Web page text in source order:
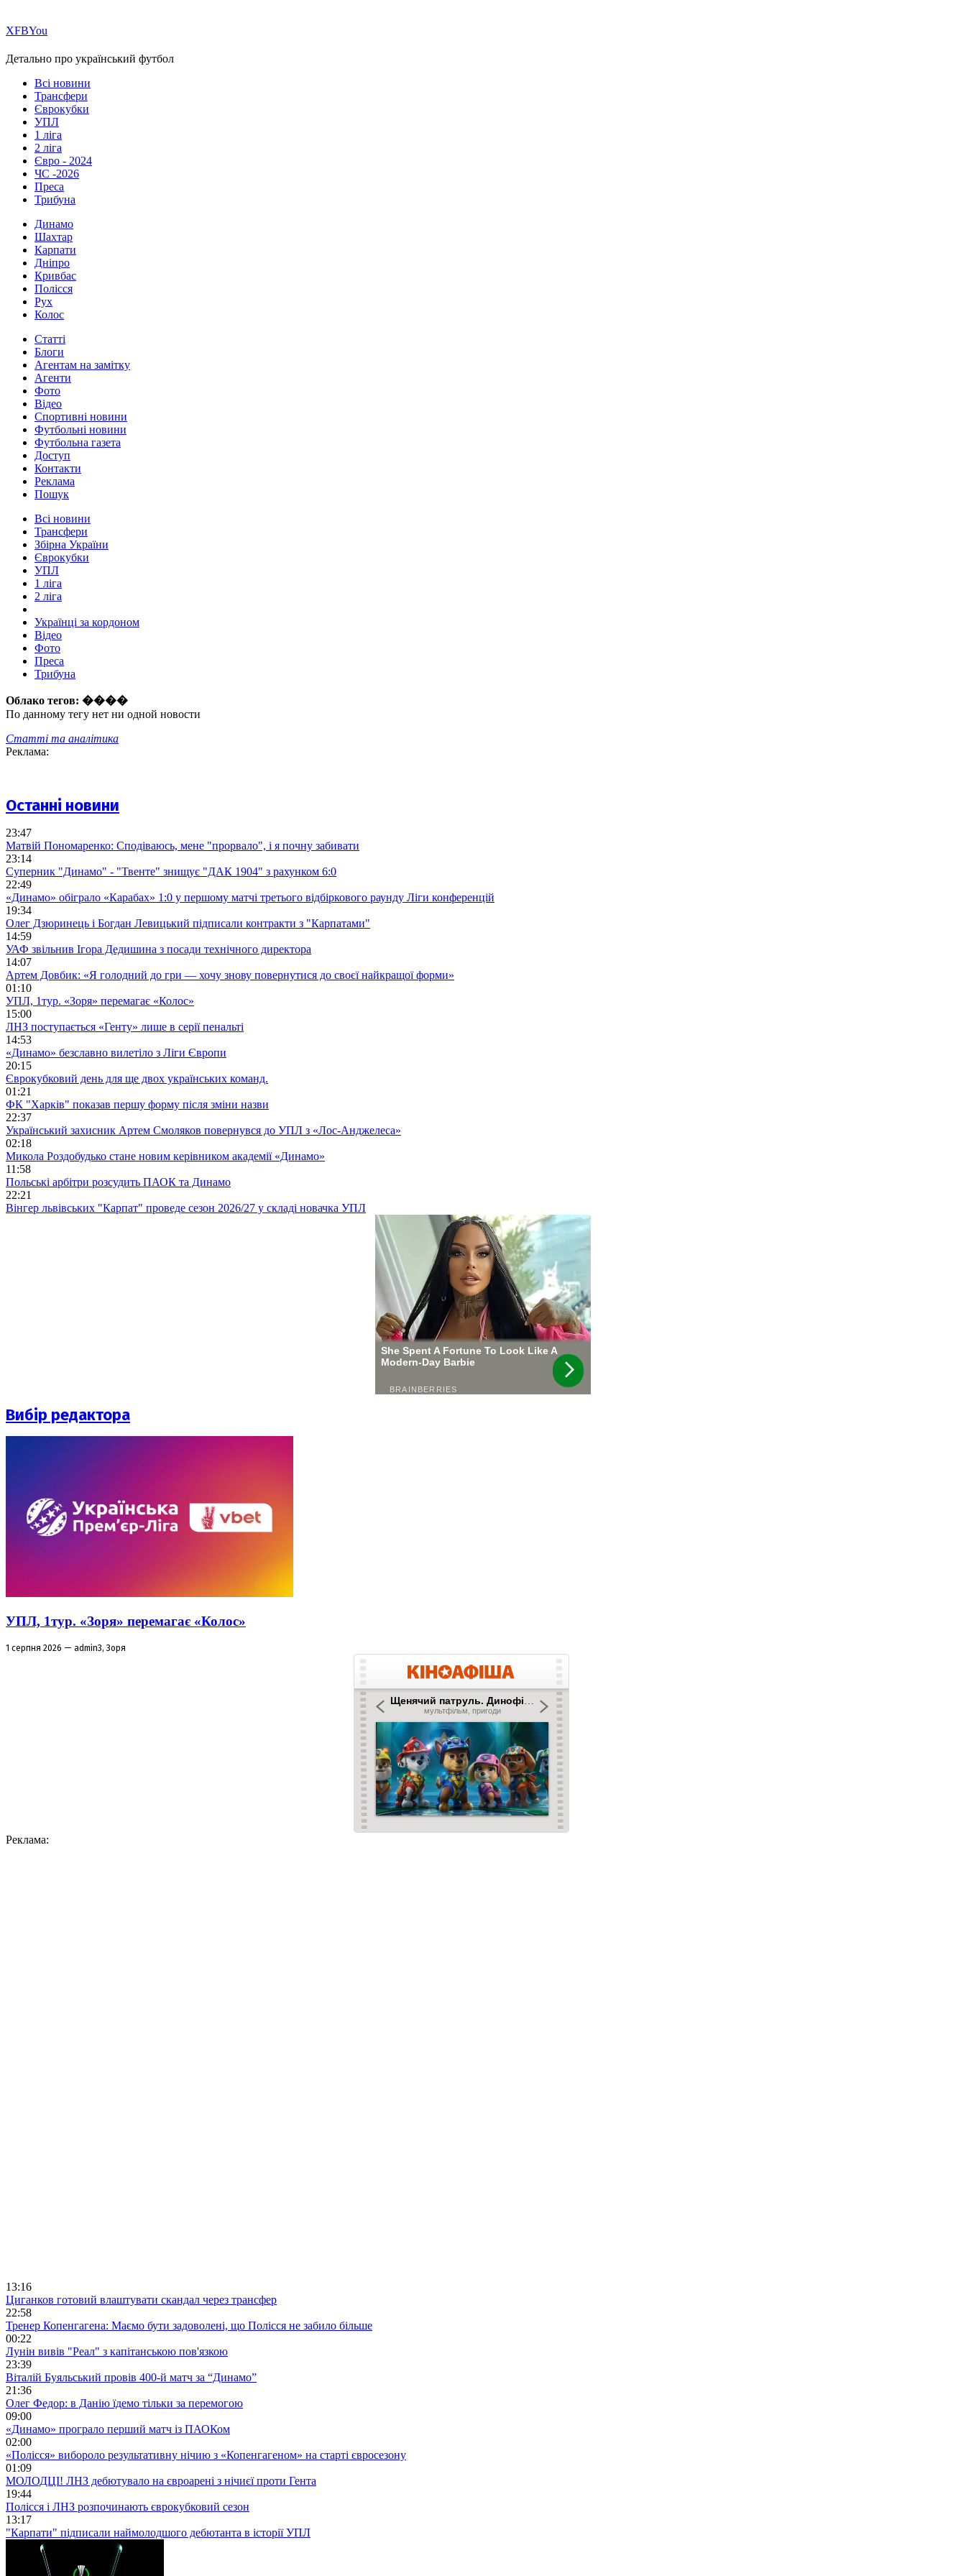
ХFBYou
Детально про український футбол
Всі новини
Трансфери
Єврокубки
УПЛ
1 ліга
2 ліга
Євро - 2024
ЧС -2026
Преса
Трибуна
Динамо
Шахтар
Карпати
Дніпро
Кривбас
Полісся
Рух
Колос
Статті
Блоги
Агентам на замітку
Агенти
Фото
Відео
Спортивні новини
Футбольні новини
Футбольна газета
Доступ
Контакти
Реклама
Пошук
Всі новини
Трансфери
Збірна України
Єврокубки
УПЛ
1 ліга
2 ліга
Українці за кордоном
Відео
Фото
Преса
Трибуна
Облако тегов: ����
По данному тегу нет ни одной новости
Статті та аналітика
Реклама:
Останні новини
23:47
Матвій Пономаренко: Сподіваюсь, мене "прорвало", і я почну забивати
23:14
Суперник "Динамо" - "Твенте" знищує "ДАК 1904" з рахунком 6:0
22:49
«Динамо» обіграло «Карабах» 1:0 у першому матчі третього відбіркового раунду Ліги конференцій
19:34
Олег Дзюринець і Богдан Левицький підписали контракти з "Карпатами"
14:59
УАФ звільнив Ігора Дедишина з посади технічного директора
14:07
Артем Довбик: «Я голодний до гри — хочу знову повернутися до своєї найкращої форми»
01:10
УПЛ, 1тур. «Зоря» перемагає «Колос»
15:00
ЛНЗ поступається «Генту» лише в серії пенальті
14:53
«Динамо» безславно вилетіло з Ліги Європи
20:15
Єврокубковий день для ще двох українських команд.
01:21
ФК "Харків" показав першу форму після зміни назви
22:37
Український захисник Артем Смоляков повернувся до УПЛ з «Лос-Анджелеса»
02:18
Микола Роздобудько стане новим керівником академії «Динамо»
11:58
Польські арбітри розсудить ПАОК та Динамо
22:21
Вінгер львівських "Карпат" проведе сезон 2026/27 у складі новачка УПЛ
Вибір редактора
УПЛ, 1тур. «Зоря» перемагає «Колос»
1 серпня 2026 — admin3, Зоря
Реклама:
13:16
Циганков готовий влаштувати скандал через трансфер
22:58
Тренер Копенгагена: Маємо бути задоволені, що Полісся не забило більше
00:22
Лунін вивів "Реал" з капітанською пов'язкою
23:39
Віталій Буяльський провів 400-й матч за “Динамо”
21:36
Олег Федор: в Данію їдемо тільки за перемогою
09:00
«Динамо» програло перший матч із ПАОКом
02:00
«Полісся» вибороло результативну нічию з «Копенгагеном» на старті євросезону
01:09
МОЛОДЦІ! ЛНЗ дебютувало на євроарені з нічиєї проти Гента
19:44
Полісся і ЛНЗ розпочинають єврокубковий сезон
13:17
"Карпати" підписали наймолодшого дебютанта в історії УПЛ